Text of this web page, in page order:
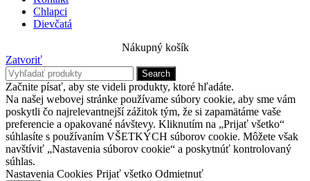
Chlapci
Dievčatá
Nákupný košík
Zatvoriť
Search
Začnite písať, aby ste videli produkty, ktoré hľadáte.
Na našej webovej stránke používame súbory cookie, aby sme vám
poskytli čo najrelevantnejší zážitok tým, že si zapamätáme vaše
preferencie a opakované návštevy. Kliknutím na „Prijať všetko“
súhlasíte s používaním VŠETKÝCH súborov cookie. Môžete však
navštíviť „Nastavenia súborov cookie“ a poskytnúť kontrolovaný
súhlas.
Nastavenia Cookies Prijať všetko Odmietnuť